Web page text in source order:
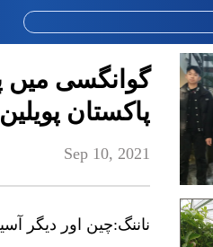
گوانگسی میں
پاکستان
Sep 10, 2021
ناننگ:چین اور دیگر